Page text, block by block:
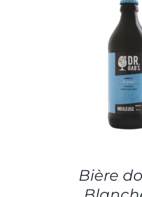
AJOUTER AU PANIER
Bière